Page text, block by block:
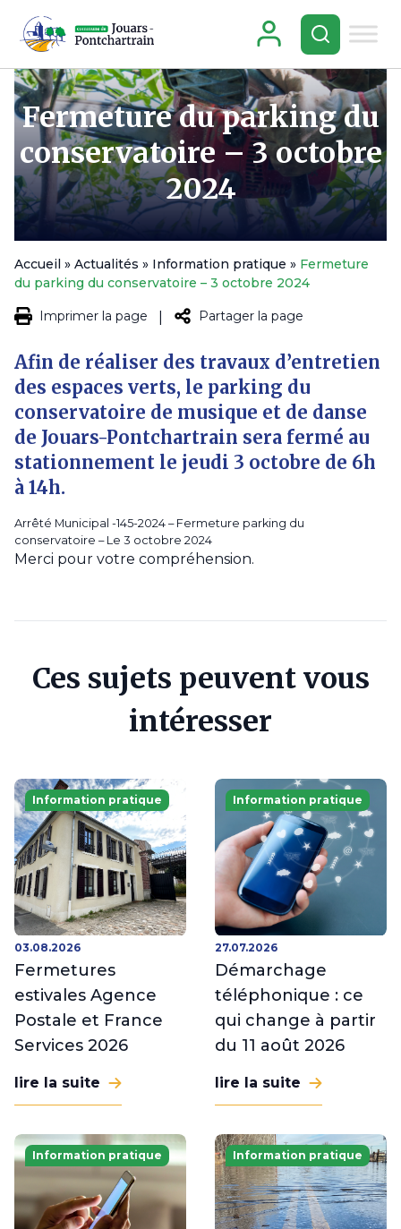
Fermeture du parking du
conservatoire – 3 octobre
2024
Accueil » Actualités » Information pratique » Fermeture
du parking du conservatoire – 3 octobre 2024
Imprimer la page Partager la page
Afin de réaliser des travaux d’entretien
des espaces verts, le parking du
conservatoire de musique et de danse
de Jouars-Pontchartrain sera fermé au
stationnement le jeudi 3 octobre de 6h
à 14h.
Arrêté Municipal -145-2024 – Fermeture parking du
conservatoire – Le 3 octobre 2024
Merci pour votre compréhension.
Ces sujets peuvent vous
intéresser
Information pratique
03.08.2026
Fermetures
estivales Agence
Postale et France
Services 2026
lire la suite
Information pratique
27.07.2026
Démarchage
téléphonique : ce
qui change à partir
du 11 août 2026
lire la suite
Information pratique Information pratique